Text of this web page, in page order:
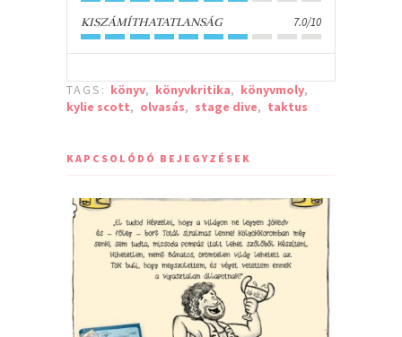
KISZÁMÍTHATATLANSÁG 7.0/10
TAGS: könyv, könyvkritika, könyvmoly,
kylie scott, olvasás, stage dive, taktus
KAPCSOLÓDÓ BEJEGYZÉSEK